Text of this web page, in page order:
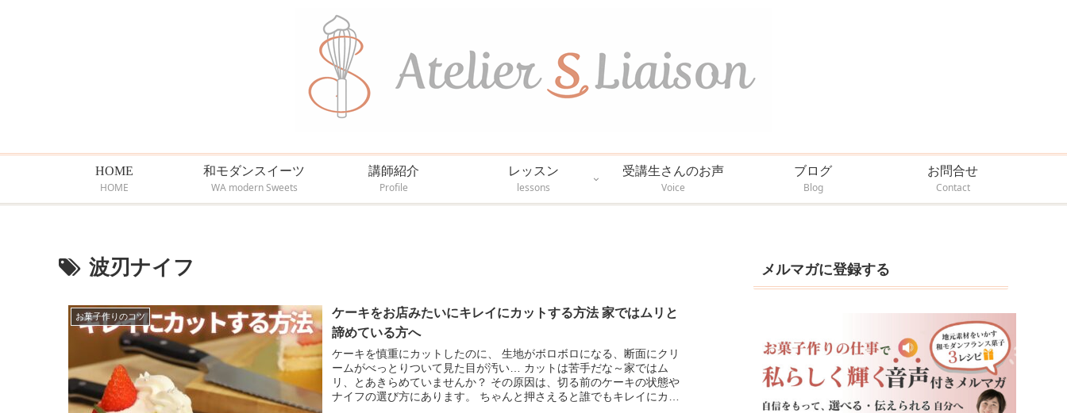
HOME
HOME
和モダンスイーツ
WA modern Sweets
講師紹介
Profile
レッスン
lessons
受講生さんのお声
Voice
ブログ
Blog
お問合せ
Contact
波刃ナイフ
お菓子作りのコツ
ケーキをお店みたいにキレイにカットする方法 家ではムリと
諦めている方へ
ケーキを慎重にカットしたのに、 生地がボロボロになる、断面にクリ
ームがべっとりついて見た目が汚い… カットは苦手だな～家ではム
リ、とあきらめていませんか？ その原因は、切る前のケーキの状態や
ナイフの選び方にあります。 ちゃんと押さえると誰でもキレイにカッ
メルマガに登録する